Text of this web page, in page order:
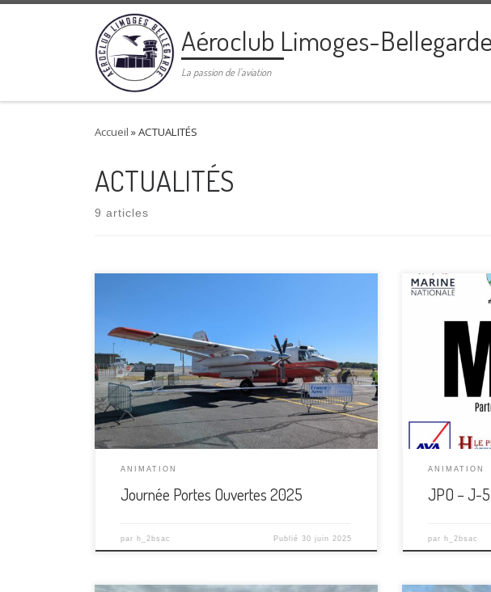
Passer au contenu Aéroclub Limoges-Bellegarde
La passion de l'aviation
Accueil »ACTUALITÉS
ACTUALITÉS
9 articles
la route pour venir découvrir notre passion pour
l’aviation lors de cette journée portes ouvertes.
Merci aux bénévoles qui ont donné de leur énergie
et de leur bonne humeur pour faire de cette
journée une réussite. Merci à nos […]
ANIMATION
Journée Portes Ouvertes 2025
par h_2bsac Publié 30 juin 2025
Plus que
PORTES
rendez-vous
des baptêmes
simplifiés,
événements.
des tarifs
ANIMATION
JPO – J-5
par h_2bsac